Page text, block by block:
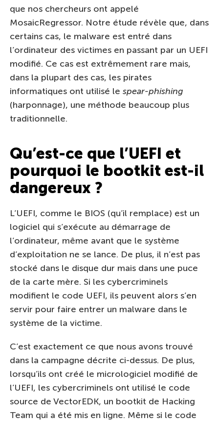
que nos chercheurs ont appelé
MosaicRegressor. Notre étude révèle que, dans
certains cas, le malware est entré dans
l’ordinateur des victimes en passant par un UEFI
modifié. Ce cas est extrêmement rare mais,
dans la plupart des cas, les pirates
informatiques ont utilisé le spear-phishing
(harponnage), une méthode beaucoup plus
traditionnelle.
Qu’est-ce que l’UEFI et
pourquoi le bootkit est-il
dangereux ?
L’UEFI, comme le BIOS (qu’il remplace) est un
logiciel qui s’exécute au démarrage de
l’ordinateur, même avant que le système
d’exploitation ne se lance. De plus, il n’est pas
stocké dans le disque dur mais dans une puce
de la carte mère. Si les cybercriminels
modifient le code UEFI, ils peuvent alors s’en
servir pour faire entrer un malware dans le
système de la victime.
C’est exactement ce que nous avons trouvé
dans la campagne décrite ci-dessus. De plus,
lorsqu’ils ont créé le micrologiciel modifié de
l’UEFI, les cybercriminels ont utilisé le code
source de VectorEDK, un bootkit de Hacking
Team qui a été mis en ligne. Même si le code